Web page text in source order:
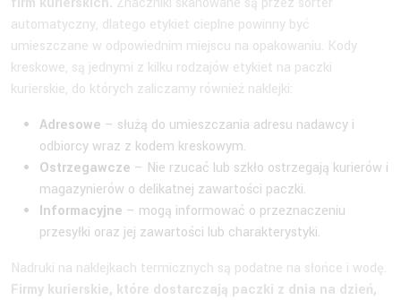
automatyczny, dlatego etykiet cieplne powinny być
umieszczane w odpowiednim miejscu na opakowaniu. Kody
kreskowe, są jednymi z kilku rodzajów etykiet na paczki
kurierskie, do których zaliczamy również naklejki:
Adresowe – służą do umieszczania adresu nadawcy i
odbiorcy wraz z kodem kreskowym.
Ostrzegawcze – Nie rzucać lub szkło ostrzegają kurierów i
magazynierów o delikatnej zawartości paczki.
Informacyjne – mogą informować o przeznaczeniu
przesyłki oraz jej zawartości lub charakterystyki.
Nadruki na naklejkach termicznych są podatne na słońce i wodę.
Firmy kurierskie, które dostarczają paczki z dnia na dzień,